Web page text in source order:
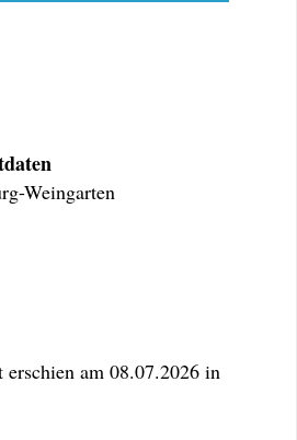
Weingarten
erschien am 08.07.2026 in